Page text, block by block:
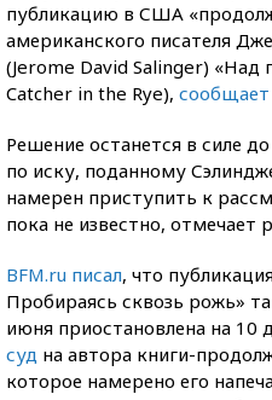
публикацию в США
американского писателя
(Jerome David Salinger)
Catcher in the Rye), сообщает
Решение останется в силе
по иску, поданному
намерен приступить к
пока не известно, отмечает
BFM.ru писал, что
Пробираясь сквозь рожь»
июня приостановлена на 10
суд на автора книги-
которое намерено его